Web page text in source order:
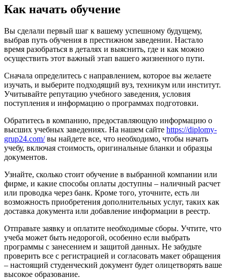
Как начать обучение
Вы сделали первый шаг к вашему успешному будущему,
выбрав путь обучения в престижном заведении. Настало
время разобраться в деталях и выяснить, где и как можно
осуществить этот важный этап вашего жизненного пути.
Сначала определитесь с направлением, которое вы желаете
изучать, и выберите подходящий вуз, техникум или институт.
Учитывайте репутацию учебного заведения, условия
поступления и информацию о программах подготовки.
Обратитесь в компанию, предоставляющую информацию о
высших учебных заведениях. На нашем сайте https://diplomy-
grup24.com/вы найдете все, что необходимо, чтобы начать
учебу, включая стоимость, оригинальные бланки и образцы
документов.
Узнайте, сколько стоит обучение в выбранной компании или
фирме, и какие способы оплаты доступны – наличный расчет
или проводка через банк. Кроме того, уточните, есть ли
возможность приобретения дополнительных услуг, таких как
доставка документа или добавление информации в реестр.
Отправьте заявку и оплатите необходимые сборы. Учтите, что
учеба может быть недорогой, особенно если выбрать
программы с занесением и защитой данных. Не забудьте
проверить все с регистрацией и согласовать макет обращения
– настоящий студенческий документ будет олицетворять ваше
высокое образование.